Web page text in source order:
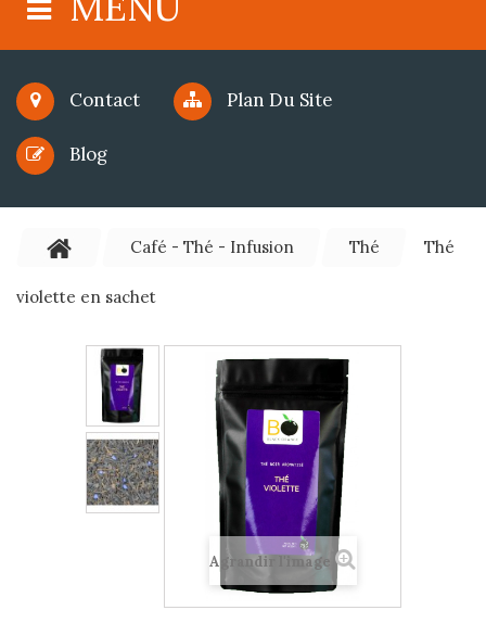
Contact Plan Du Site
Blog
Café - Thé - Infusion Thé Thé
violette en sachet
Agrandir l'image